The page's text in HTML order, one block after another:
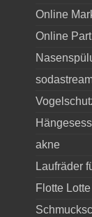
Online
Online
akne
Laufräder
Flotte